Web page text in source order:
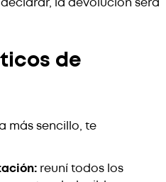
de
más sencillo, te
reuní todos los